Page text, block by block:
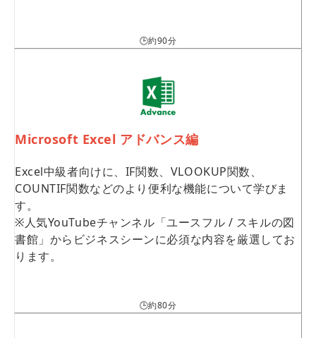
🕒約90分
Microsoft Excel アドバンス編
Excel中級者向けに、IF関数、VLOOKUP関数、
COUNTIF関数などのより便利な機能について学びま
す。
※人気YouTubeチャンネル「ユースフル / スキルの図
書館」からビジネスシーンに必須な内容を厳選してお
ります。
🕒約80分